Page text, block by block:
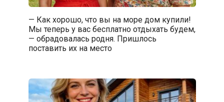
— Как хорошо, что вы на море дом купили!
Мы теперь у вас бесплатно отдыхать будем,
— обрадовалась родня. Пришлось
поставить их на место